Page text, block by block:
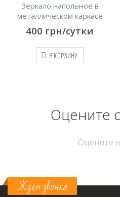
Гримерное зеркало
800грн/сутки
В КОРЗИНУ
Оцените
Оцените
Ждем звонка